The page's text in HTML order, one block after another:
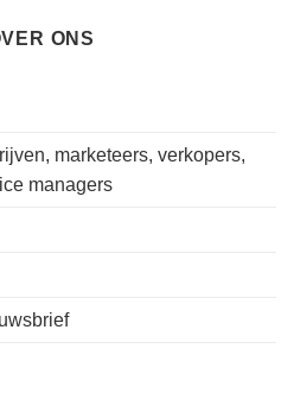
ONS
marketeers, verkopers,
managers